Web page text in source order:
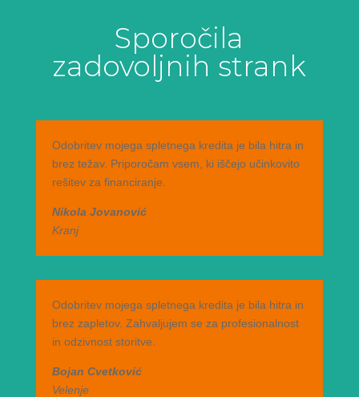
Sporočila
zadovoljnih strank
Odobritev mojega spletnega kredita je bila hitra in
brez težav. Priporočam vsem, ki iščejo učinkovito
rešitev za financiranje.
Nikola Jovanović
Kranj
Odobritev mojega spletnega kredita je bila hitra in
brez zapletov. Zahvaljujem se za profesionalnost
in odzivnost storitve.
Bojan Cvetković
Velenje